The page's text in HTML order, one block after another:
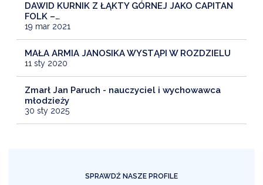
DAWID KURNIK Z ŁĄKTY GÓRNEJ JAKO CAPITAN
FOLK –…
19 mar 2021
MAŁA ARMIA JANOSIKA WYSTĄPI W ROZDZIELU
11 sty 2020
Zmarł Jan Paruch - nauczyciel i wychowawca
młodzieży
30 sty 2025
SPRAWDŹ NASZE PROFILE